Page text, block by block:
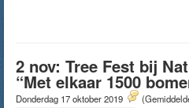
2 nov: Tree Fest bij
“Met elkaar 1500
Donderdag 17 oktober 2019